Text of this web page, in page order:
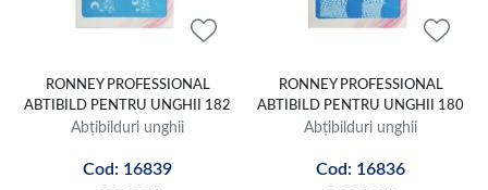
RONNEY PROFESSIONAL
ABTIBILD PENTRU UNGHII 182
Abțibilduri unghii
Cod: 16839
RONNEY PROFESSIONAL
ABTIBILD PENTRU UNGHII 180
Abțibilduri unghii
Cod: 16836